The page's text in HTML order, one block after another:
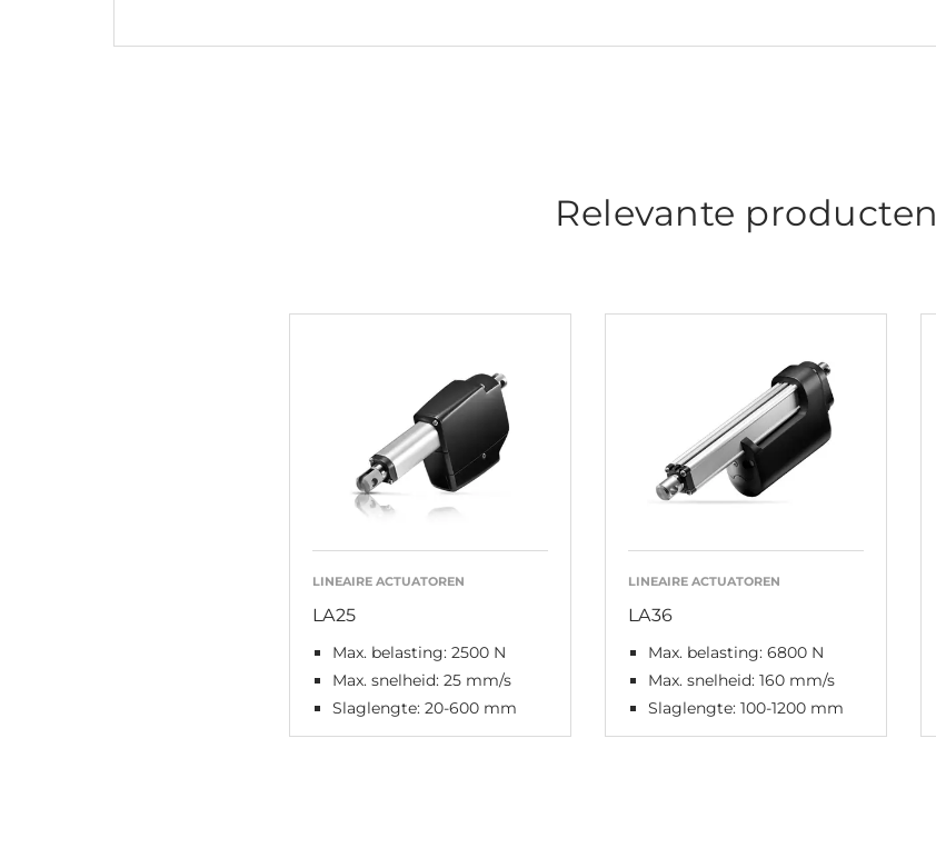
Relevante producten
LINEAIRE ACTUATOREN
LA25
Max. belasting: 2500 N
Max. snelheid: 25 mm/s
Slaglengte: 20-600 mm
LINEAIRE ACTUATOREN
LA36
Max. belasting: 6800 N
Max. snelheid: 160 mm/s
Slaglengte: 100-1200 mm